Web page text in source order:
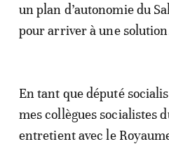
un plan d’autonomie du
pour arriver à une
En tant que député
mes collègues socialistes
entretient avec le